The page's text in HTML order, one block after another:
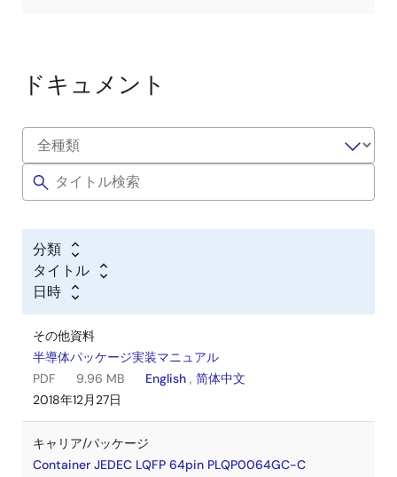
ドキュメント
分類
タイトル
日時
その他資料
半導体パッケージ実装マニュアル
PDF
9.96 MB English , 简体中文
2018年12月27日
キャリア/パッケージ
Container JEDEC LQFP 64pin PLQP0064GC-C